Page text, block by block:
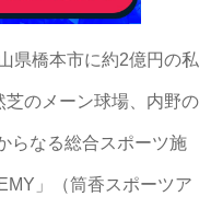
県橋本市に約2億円の私
のメーン球場、内野の
らなる総合スポーツ施
」（筒香スポーツア